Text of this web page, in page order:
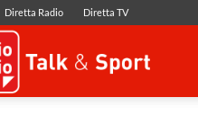
Diretta Radio Diretta TV